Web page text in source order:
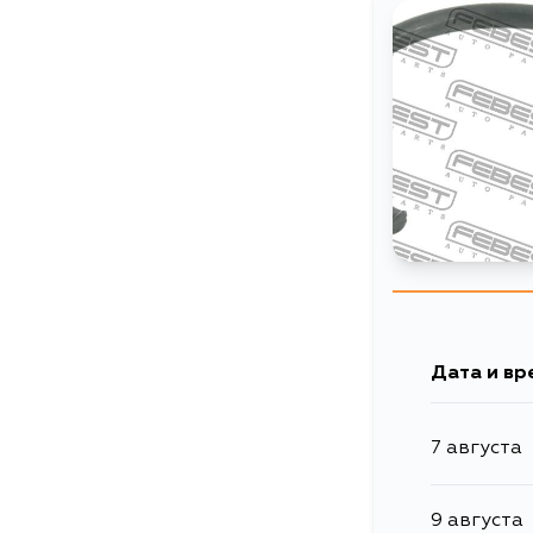
Дата и
7 августа
9 августа